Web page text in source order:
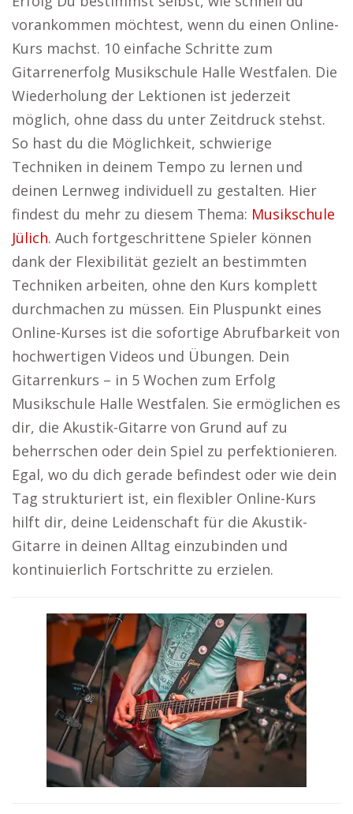
vorankommen möchtest, wenn du einen Online-
Kurs machst. 10 einfache Schritte zum
Gitarrenerfolg Musikschule Halle Westfalen. Die
Wiederholung der Lektionen ist jederzeit
möglich, ohne dass du unter Zeitdruck stehst.
So hast du die Möglichkeit, schwierige
Techniken in deinem Tempo zu lernen und
deinen Lernweg individuell zu gestalten. Hier
findest du mehr zu diesem Thema: Musikschule
Jülich. Auch fortgeschrittene Spieler können
dank der Flexibilität gezielt an bestimmten
Techniken arbeiten, ohne den Kurs komplett
durchmachen zu müssen. Ein Pluspunkt eines
Online-Kurses ist die sofortige Abrufbarkeit von
hochwertigen Videos und Übungen. Dein
Gitarrenkurs – in 5 Wochen zum Erfolg
Musikschule Halle Westfalen. Sie ermöglichen es
dir, die Akustik-Gitarre von Grund auf zu
beherrschen oder dein Spiel zu perfektionieren.
Egal, wo du dich gerade befindest oder wie dein
Tag strukturiert ist, ein flexibler Online-Kurs
hilft dir, deine Leidenschaft für die Akustik-
Gitarre in deinen Alltag einzubinden und
kontinuierlich Fortschritte zu erzielen.